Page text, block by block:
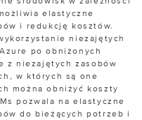
elastyczne
i redukcję kosztów.
niezajętych
po obniżonych
z niezajętych zasobów
w których są one
można obniżyć koszty
pozwala na elastyczne
do bieżących potrzeb i